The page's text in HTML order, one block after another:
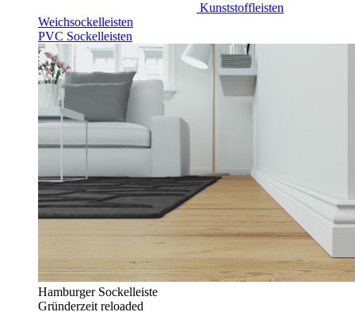
Kunststoffleisten
Weichsockelleisten
PVC Sockelleisten
Hamburger Sockelleiste
Gründerzeit reloaded